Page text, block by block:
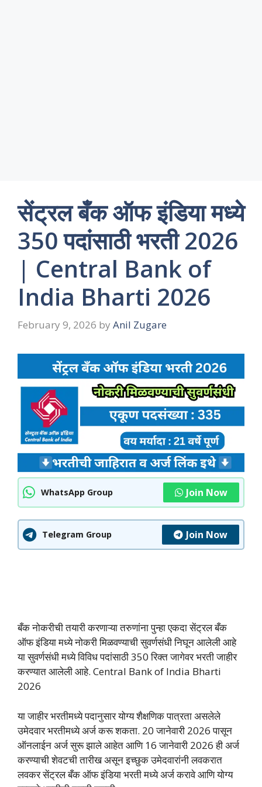
सेंट्रल बँक ऑफ इंडिया मध्ये
350 पदांसाठी भरती 2026
| Central Bank of
India Bharti 2026
February 9, 2026 by Anil Zugare
WhatsApp Group Join Now
Telegram Group Join Now
बँक नोकरीची तयारी करणाऱ्या तरुणांना पुन्हा एकदा सेंट्रल बँक
ऑफ इंडिया मध्ये नोकरी मिळवण्याची सुवर्णसंधी निघून आलेली आहे
या सुवर्णसंधी मध्ये विविध पदांसाठी 350 रिक्त जागेवर भरती जाहीर
करण्यात आलेली आहे. Central Bank of India Bharti
2026
या जाहीर भरतीमध्ये पदानुसार योग्य शैक्षणिक पात्रता असलेले
उमेदवार भरतीमध्ये अर्ज करू शकता. 20 जानेवारी 2026 पासून
ऑनलाईन अर्ज सुरू झाले आहेत आणि 16 जानेवारी 2026 ही अर्ज
करण्याची शेवटची तारीख असून इच्छुक उमेदवारांनी लवकरात
लवकर सेंट्रल बँक ऑफ इंडिया भरती मध्ये अर्ज करावे आणि योग्य